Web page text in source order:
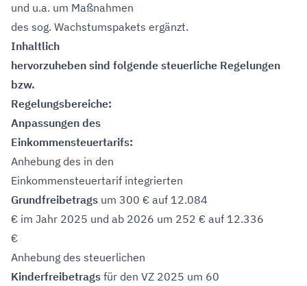
und u.a. um Maßnahmen
des sog. Wachstumspakets ergänzt.
Inhaltlich
hervorzuheben sind folgende steuerliche Regelungen
bzw.
Regelungsbereiche:
Anpassungen des
Einkommensteuertarifs:
Anhebung des in den
Einkommensteuertarif integrierten
Grundfreibetrags um 300 € auf 12.084
€ im Jahr 2025 und ab 2026 um 252 € auf 12.336
€
Anhebung des steuerlichen
Kinderfreibetrags für den VZ 2025 um 60